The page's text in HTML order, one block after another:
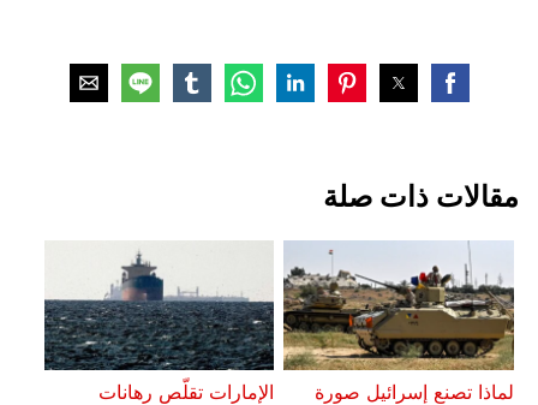
مقالات ذات صلة
لماذا تصنع إسرائيل صورة
الإمارات تقلّص رهانات